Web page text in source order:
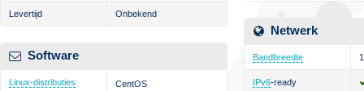
Levertijd Onbekend
Software
Linux-distributies
CentOS
Netwerk
Bandbreedte
IPv6-ready